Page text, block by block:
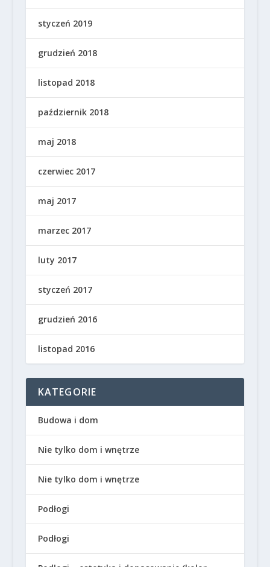
styczeń 2019
grudzień 2018
listopad 2018
październik 2018
maj 2018
czerwiec 2017
maj 2017
marzec 2017
luty 2017
styczeń 2017
grudzień 2016
listopad 2016
KATEGORIE
Budowa i dom
Nie tylko dom i wnętrze
Nie tylko dom i wnętrze
Podłogi
Podłogi